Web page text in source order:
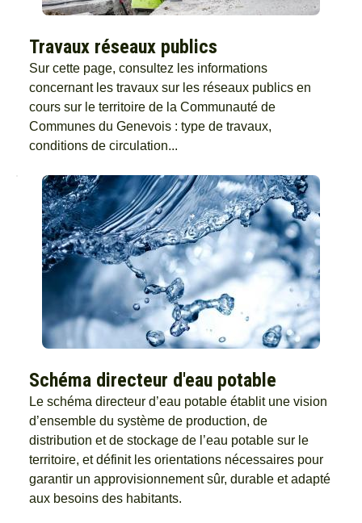
Travaux réseaux publics
Sur cette page, consultez les informations
concernant les travaux sur les réseaux publics en
cours sur le territoire de la Communauté de
Communes du Genevois : type de travaux,
conditions de circulation...
Schéma directeur d'eau potable
Le schéma directeur d’eau potable établit une vision
d’ensemble du système de production, de
distribution et de stockage de l’eau potable sur le
territoire, et définit les orientations nécessaires pour
garantir un approvisionnement sûr, durable et adapté
aux besoins des habitants.